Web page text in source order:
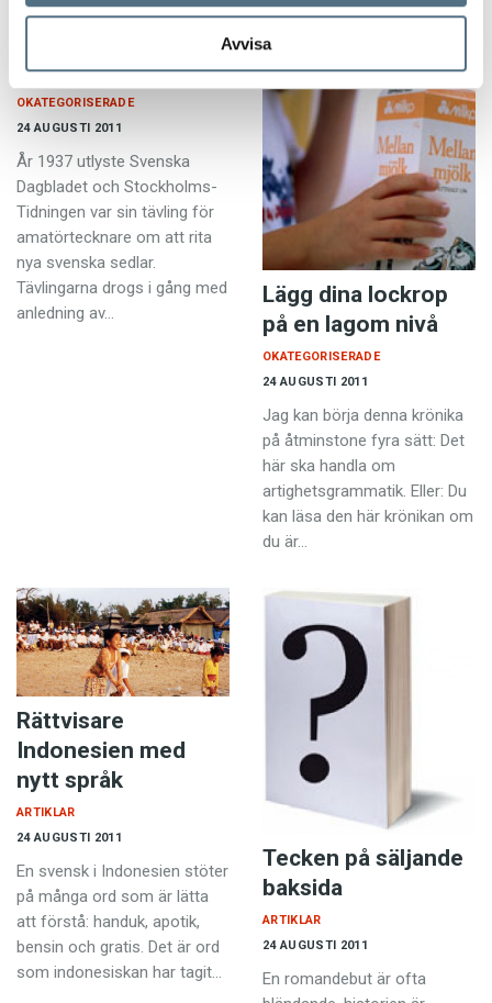
Avvisa
Värdefulla ordvitsar
24 AUGUSTI 2011
OKATEGORISERADE
År 1937 utlyste Svenska
Dagbladet och Stockholms-
Tidningen var sin tävling för
amatörtecknare om att rita
nya svenska sedlar.
Tävlingarna drogs i gång med
anledning av…
Lägg dina lockrop
på en lagom nivå
24 AUGUSTI 2011
OKATEGORISERADE
Jag kan börja denna krönika
på åtminstone fyra sätt: Det
här ska handla om
artighetsgrammatik. Eller: Du
kan läsa den här krönikan om
du är…
Rättvisare
Indonesien med
nytt språk
24 AUGUSTI 2011
ARTIKLAR
En svensk i Indonesien stöter
på många ord som är lätta
att förstå: handuk, apotik,
bensin och gratis. Det är ord
som indonesiskan har tagit…
Tecken på säljande
baksida
24 AUGUSTI 2011
ARTIKLAR
En romandebut är ofta